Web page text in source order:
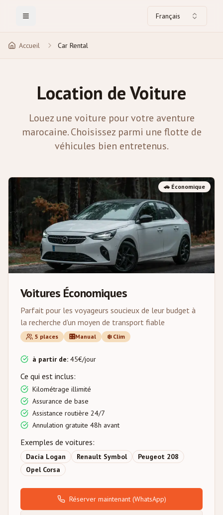
Toggle Menu Français
Accueil Car Rental
Location de Voiture
Louez une voiture pour votre aventure
marocaine. Choisissez parmi une flotte de
véhicules bien entretenus.
🚗 Économique
Voitures Économiques
Parfait pour les voyageurs soucieux de leur budget à
la recherche d'un moyen de transport fiable
5 places 🎛️Manual ❄️ Clim
à partir de: 45€/jour
Ce qui est inclus:
Kilométrage illimité
Assurance de base
Assistance routière 24/7
Annulation gratuite 48h avant
Exemples de voitures:
Dacia Logan Renault Symbol
Peugeot 208
Opel Corsa
Réserver maintenant(WhatsApp)